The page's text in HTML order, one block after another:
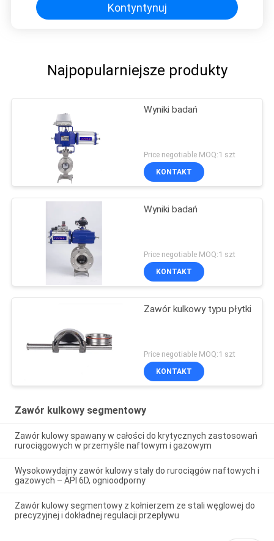
Kontyntynuj
Najpopularniejsze produkty
Wyniki badań
Price negotiable MOQ:1 szt
KONTAKT
Wyniki badań
Price negotiable MOQ:1 szt
KONTAKT
Zawór kulkowy typu płytki
Price negotiable MOQ:1 szt
KONTAKT
Zawór kulkowy segmentowy
Zawór kulowy spawany w całości do krytycznych zastosowań
rurociągowych w przemyśle naftowym i gazowym
Wysokowydajny zawór kulowy stały do rurociągów naftowych i
gazowych – API 6D, ognioodporny
Zawór kulowy segmentowy z kołnierzem ze stali węglowej do
precyzyjnej i dokładnej regulacji przepływu